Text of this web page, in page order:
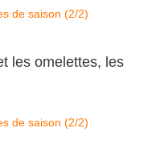
les omelettes, les